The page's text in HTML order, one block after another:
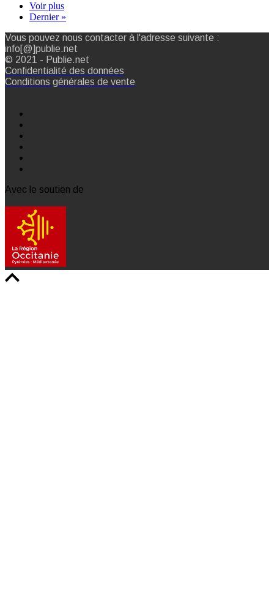
Voir plus
Dernier »
Vous pouvez nous contacter à l'adresse suivante :
info[@]publie.net
© 2021 - Publie.net
Confidentialité des données
Conditions générales de vente
Avec le soutien de